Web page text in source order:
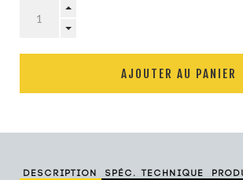
AJOUTER AU PANIER
Description Spéc. technique